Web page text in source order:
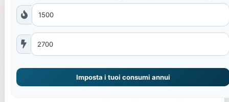
Imposta i tuoi consumi annui